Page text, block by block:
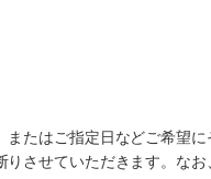
たはご指定日などご希望に
させていただきます。な